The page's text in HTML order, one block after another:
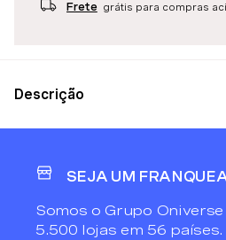
Frete grátis para compras
Descrição
SEJA UM
Somos o Grupo
5.500 lojas em 56